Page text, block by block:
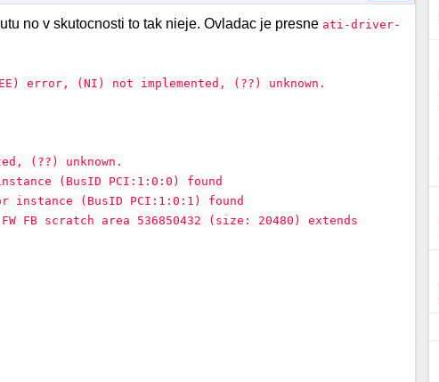
no v skutocnosti to tak nieje. Ovladac je presne ati-driver-
error, (NI) not implemented, (??) unknown.
(??) unknown.
(BusID PCI:1:0:0) found
for instance (BusID PCI:1:0:1) found
FW FB scratch area 536850432 (size: 20480) extends